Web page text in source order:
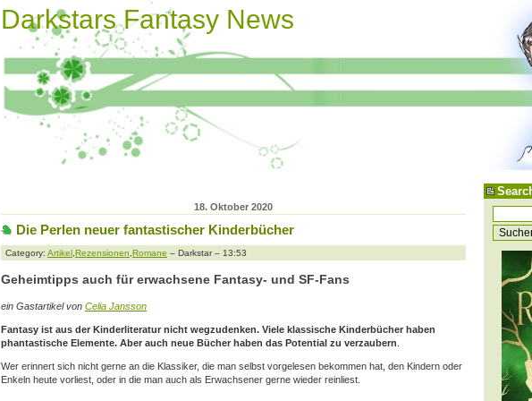
Darkstars Fantasy News
18. Oktober 2020
Die Perlen neuer fantastischer Kinderbücher
Category: Artikel Rezensionen Romane – Darkstar – 13:53
Geheimtipps auch für erwachsene Fantasy- und SF-Fans
ein Gastartikel von Celia Jansson
Fantasy ist aus der Kinderliteratur nicht wegzudenken. Viele klassische Kinderbücher haben
phantastische Elemente. Aber auch neue Bücher haben das Potential zu verzaubern
Wer erinnert sich nicht gerne an die Klassiker, die man selbst vorgelesen bekommen hat, den Kindern oder
Enkeln heute vorliest, oder in die man auch als Erwachsener gerne wieder reinliest.